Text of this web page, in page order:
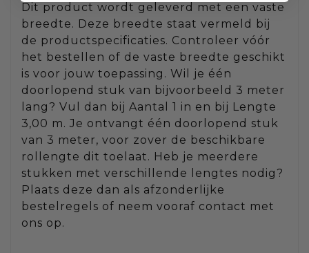
Dit product wordt geleverd met een vaste
breedte. Deze breedte staat vermeld bij
de productspecificaties. Controleer vóór
het bestellen of de vaste breedte geschikt
is voor jouw toepassing. Wil je één
doorlopend stuk van bijvoorbeeld 3 meter
lang? Vul dan bij Aantal 1 in en bij Lengte
3,00 m. Je ontvangt één doorlopend stuk
van 3 meter, voor zover de beschikbare
rollengte dit toelaat. Heb je meerdere
stukken met verschillende lengtes nodig?
Plaats deze dan als afzonderlijke
bestelregels of neem vooraf contact met
ons op.